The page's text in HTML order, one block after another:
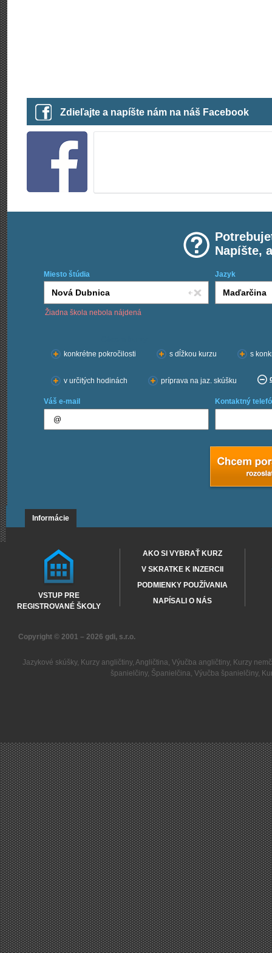
Zdieľajte a napíšte nám na náš Facebook
Napíšte,
Miesto štúdia Jazyk
Žiadna škola nebola nájdená
konkrétne pokročilosti
s dĺžkou kurzu s
v určitých hodinách príprava na jaz. skúšku
Váš e-mail Kontaktný
Informácie
VSTUP PRE
REGISTROVANÉ ŠKOLY
AKO SI VYBRAŤ KURZ
V SKRATKE K INZERCII
PODMIENKY POUŽÍVANIA
NAPÍSALI O NÁS
Copyright © 2001 – 2026 gdi, s.r.o.
Jazykové skúšky, Kurzy angličtiny, Angličtina, Výučba angličtiny, Kurzy
španielčiny, Španielčina, Výučba španielčiny,